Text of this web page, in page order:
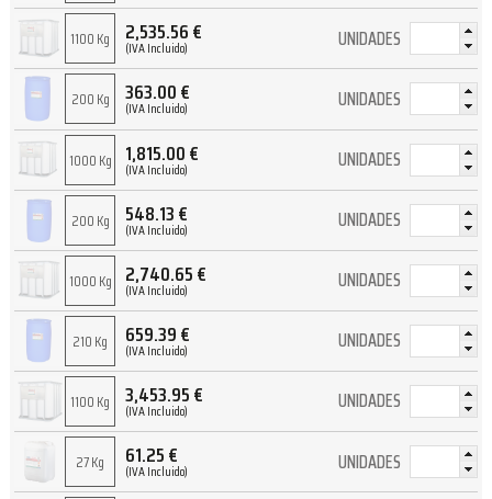
1100 Kg 2,535.56€
(IVA Incluido) UNIDADES
200 Kg 363.00€
(IVA Incluido) UNIDADES
1000 Kg 1,815.00€
(IVA Incluido) UNIDADES
200 Kg 548.13€
(IVA Incluido) UNIDADES
1000 Kg 2,740.65€
(IVA Incluido) UNIDADES
210 Kg 659.39€
(IVA Incluido) UNIDADES
1100 Kg 3,453.95€
(IVA Incluido) UNIDADES
27 Kg 61.25€
(IVA Incluido) UNIDADES